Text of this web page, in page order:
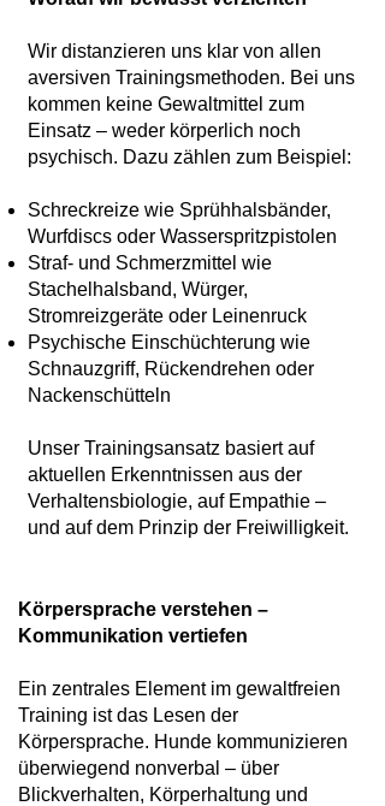
Wir distanzieren uns klar von allen
aversiven Trainingsmethoden. Bei uns
kommen keine Gewaltmittel zum
Einsatz – weder körperlich noch
psychisch. Dazu zählen zum Beispiel:
Schreckreize wie Sprühhalsbänder,
Wurfdiscs oder Wasserspritzpistolen
Straf- und Schmerzmittel wie
Stachelhalsband, Würger,
Stromreizgeräte oder Leinenruck
Psychische Einschüchterung wie
Schnauzgriff, Rückendrehen oder
Nackenschütteln
Unser Trainingsansatz basiert auf
aktuellen Erkenntnissen aus der
Verhaltensbiologie, auf Empathie –
und auf dem Prinzip der Freiwilligkeit.
Körpersprache verstehen –
Kommunikation vertiefen
Ein zentrales Element im gewaltfreien
Training ist das Lesen der
Körpersprache. Hunde kommunizieren
überwiegend nonverbal – über
Blickverhalten, Körperhaltung und